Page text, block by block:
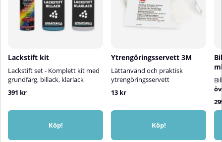
Lackstift kit
Lackstift set - Komplett kit med
grundfärg, billack, klarlack
391 kr
Köp!
Ytrengöringsservett 3M
Lättanvänd och praktisk
ytrengöringsservett
13 kr
Köp!